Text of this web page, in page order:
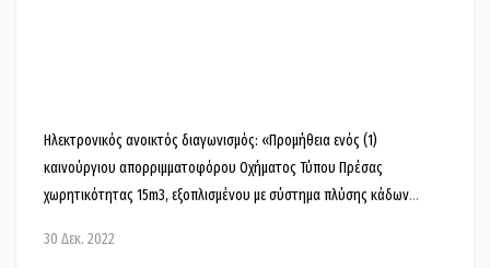
Ηλεκτρονικός ανοικτός διαγωνισμός: «Προμήθεια ενός (1)
καινούργιου απορριμματοφόρου Οχήματος Τύπου Πρέσας
χωρητικότητας 15m3, εξοπλισμένου με σύστημα πλύσης κάδων
30 Δεκ. 2022